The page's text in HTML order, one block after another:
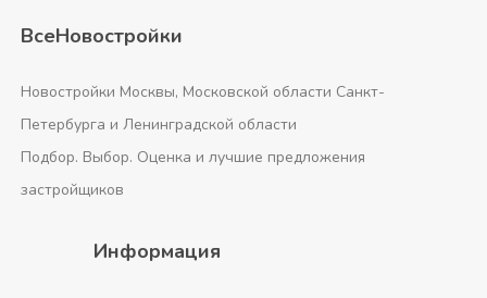
ВсеНовостройки
Новостройки Москвы, Московской области Санкт-
Петербурга и Ленинградской области
Подбор. Выбор. Оценка и лучшие предложения
застройщиков
Информация